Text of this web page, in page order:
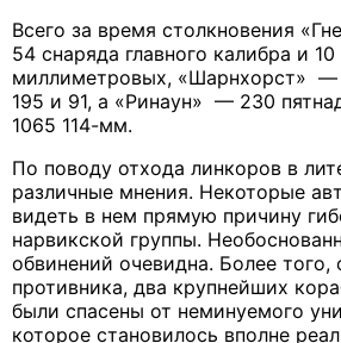
Всего за время столкновения
54 снаряда главного калибра и
миллиметровых, «Шарнхорст» —
195 и 91, а «Ринаун» — 230
1065 114-мм.
По поводу отхода линкоров в
различные мнения. Некоторые
видеть в нем прямую причину
нарвикской группы.
обвинений очевидна. Более того,
противника, два крупнейших
были спасены от неминуемого
которое становилось вполне